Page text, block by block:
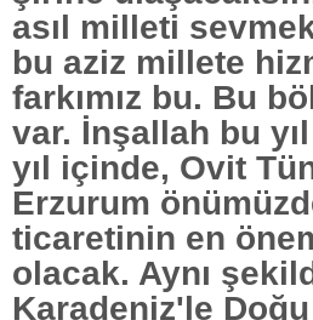
asıl milleti
bu aziz millete
farkımız bu. Bu
var. İnşallah bu
yıl içinde, Ovit
Erzurum
ticaretinin en
olacak. Aynı
Karadeniz'le